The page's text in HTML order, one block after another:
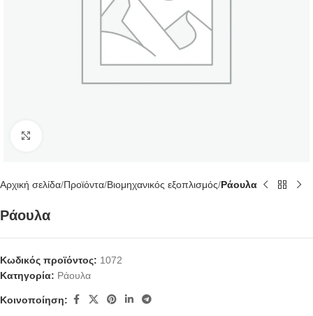
Αρχική σελίδα Προϊόντα Βιομηχανικός εξοπλισμός Ράουλα
Ράουλα
Κωδικός προϊόντος: 1072
Κατηγορία: Ράουλα
Κοινοποίηση: